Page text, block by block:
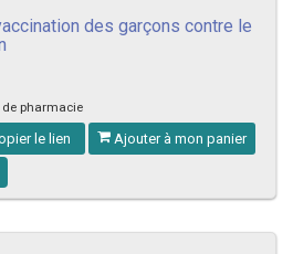
des garçons contre le
pharmacie
le lien Ajouter à mon panier